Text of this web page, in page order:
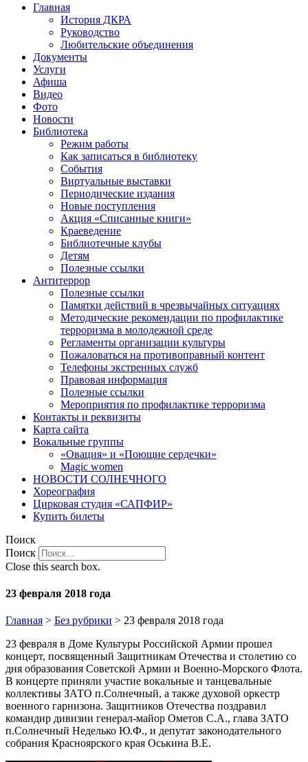
Главная
История ДКРА
Руководство
Любительские объединения
Документы
Услуги
Афиша
Видео
Фото
Новости
Библиотека
Режим работы
Как записаться в библиотеку
События
Виртуальные выставки
Периодические издания
Новые поступления
Акция «Списанные книги»
Краеведение
Библиотечные клубы
Детям
Полезные ссылки
Антитеррор
Полезные ссылки
Памятки действий в чрезвычайных ситуациях
Методические рекомендации по профилактике
терроризма в молодежной среде
Регламенты организации культуры
Пожаловаться на противоправный контент
Телефоны экстренных служб
Правовая информация
Полезные ссылки
Мероприятия по профилактике терроризма
Контакты и реквизиты
Карта сайта
Вокальные группы
«Овация» и «Поющие сердечки»
Magic women
НОВОСТИ СОЛНЕЧНОГО
Хореография
Цирковая студия «САПФИР»
Купить билеты
Поиск
Поиск
Close this search box.
23 февраля 2018 года
Главная > Без рубрики > 23 февраля 2018 года
23 февраля в Доме Культуры Российской Армии прошел
концерт, посвященный Защитникам Отечества и столетию со
дня образования Советской Армии и Военно-Морского Флота.
В концерте приняли участие вокальные и танцевальные
коллективы ЗАТО п.Солнечный, а также духовой оркестр
военного гарнизона. Защитников Отечества поздравил
командир дивизии генерал-майор Ометов С.А., глава ЗАТО
п.Солнечный Неделько Ю.Ф., и депутат законодательного
собрания Красноярского края Оськина В.Е.